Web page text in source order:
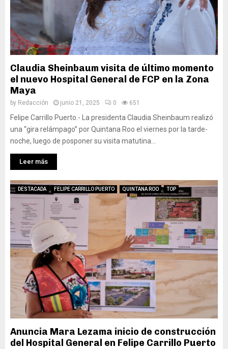
Claudia Sheinbaum visita de último momento
el nuevo Hospital General de FCP en la Zona
Maya
by Redacción junio 21, 2025 0 651
Felipe Carrillo Puerto.- La presidenta Claudia Sheinbaum realizó
una “gira relámpago” por Quintana Roo el viernes por la tarde-
noche, luego de posponer su visita matutina...
Leer más
DESTACADA FELIPE CARRILLO PUERTO QUINTANA ROO TOP
Anuncia Mara Lezama inicio de construcción
del Hospital General en Felipe Carrillo Puerto